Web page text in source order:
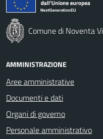
Comune di Noventa
AMMINISTRAZIONE
Aree amministrative
Documenti e dati
Organi di governo
Personale amministrativo